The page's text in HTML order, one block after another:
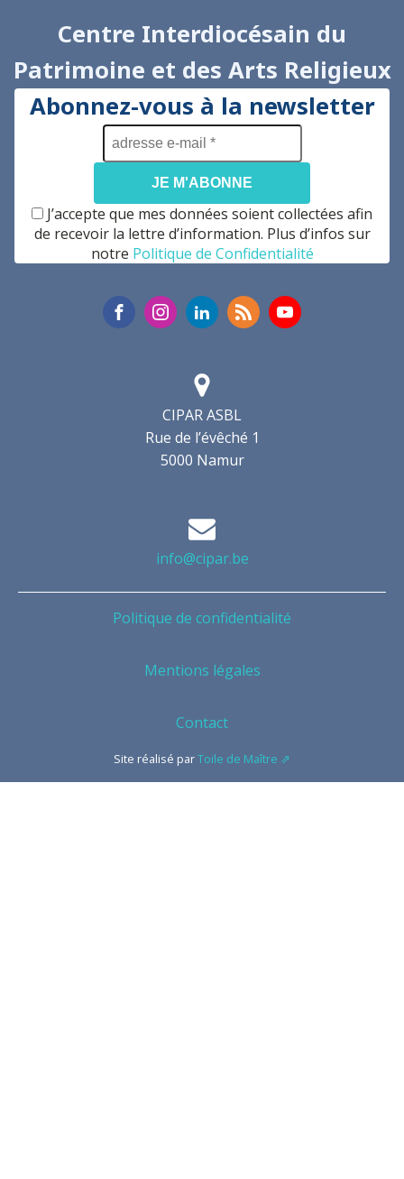
Centre Interdiocésain du
Patrimoine et des Arts Religieux
CIPAR ASBL
Rue de l’évêché 1
5000 Namur
info@cipar.be
Politique de confidentialité
Mentions légales
Contact
Abonnez-vous à la newsletter
adresse
e-
mail
*
J’accepte que mes données soient collectées afin
de recevoir la lettre d’information. Plus d’infos sur
notre Politique de Confidentialité
Site réalisé parToile de Maître ⇗